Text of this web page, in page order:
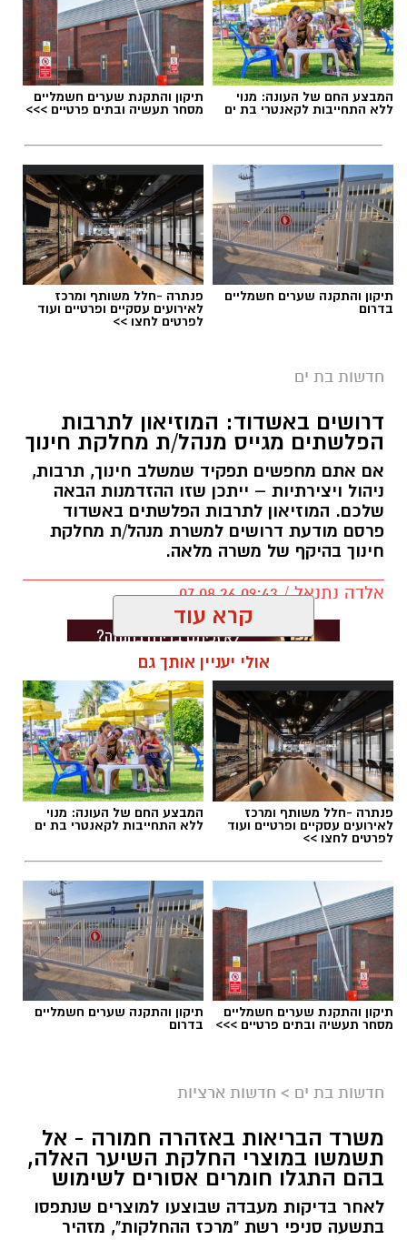
המבצע החם של העונה: מנוי
ללא התחייבות לקאנטרי בת ים
תיקון והתקנת שערים חשמליים
מסחר תעשיה ובתים פרטיים >>>
תיקון והתקנה שערים חשמליים
בדרום
פנתרה -חלל משותף ומרכז
לאירועים עסקיים ופרטיים ועוד
לפרטים לחצו >>
חדשות בת ים
דרושים באשדוד: המוזיאון לתרבות
הפלשתים מגייס מנהל/ת מחלקת חינוך
אם אתם מחפשים תפקיד שמשלב חינוך, תרבות,
ניהול ויצירתיות – ייתכן שזו ההזדמנות הבאה
שלכם. המוזיאון לתרבות הפלשתים באשדוד
פרסם מודעת דרושים למשרת מנהל/ת מחלקת
חינוך בהיקף של משרה מלאה.
אלדה נתנאל / 09:43 07.08.26
תגים:דרושים באשדוד
במסגרת התפקיד יידרש המועמד להוביל את תחום
מקצועי, לפתח תוכניות חינוכיות, ליצור אירועי תוכן
ופרויקטים ייחודיים ולעבוד מול קהלים מגוונים, תוך
חיבור בין עולם התרבות, החינוך והקהילה.
בין דרישות התפקיד:
קרא עוד
אולי יעניין אותך גם
פנתרה -חלל משותף ומרכז
לאירועים עסקיים ופרטיים ועוד
לפרטים לחצו >>
המבצע החם של העונה: מנוי
ללא התחייבות לקאנטרי בת ים
תיקון והתקנת שערים חשמליים
מסחר תעשיה ובתים פרטיים >>>
תיקון והתקנה שערים חשמליים
בדרום
חדשות בת ים > חדשות ארציות
משרד הבריאות באזהרה חמורה - אל
תשמשו במוצרי החלקת השיער האלה,
בהם התגלו חומרים אסורים לשימוש
לאחר בדיקות מעבדה שבוצעו למוצרים שנתפסו
בתשעה סניפי רשת "מרכז ההחלקות", מזהיר